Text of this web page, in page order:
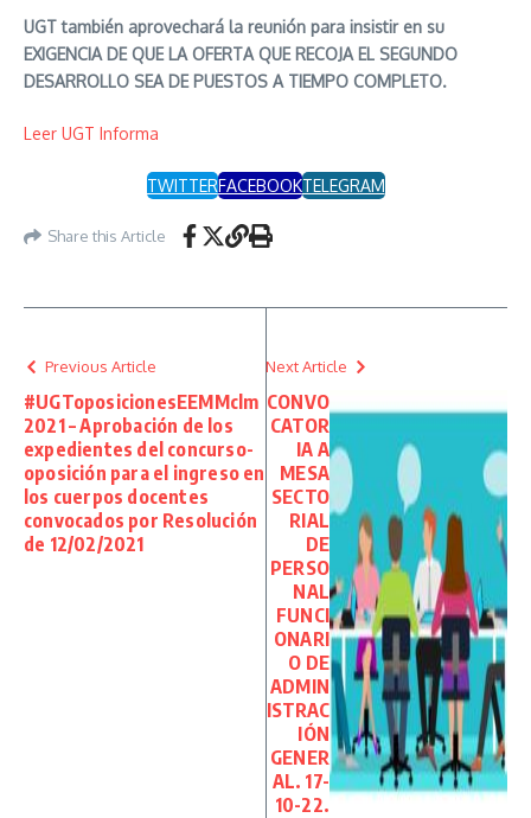
UGT también aprovechará la reunión para insistir en su
EXIGENCIA DE QUE LA OFERTA QUE RECOJA EL SEGUNDO
DESARROLLO SEA DE PUESTOS A TIEMPO COMPLETO.
Leer UGT Informa
TWITTERFACEBOOKTELEGRAM
Share this Article
Previous Article
#UGToposicionesEEMMclm
2021 – Aprobación de los
expedientes del concurso-
oposición para el ingreso en
los cuerpos docentes
convocados por Resolución
de 12/02/2021
Next Article
CONVO
CATOR
IA A
MESA
SECTO
RIAL
DE
PERSO
NAL
FUNCI
ONARI
O DE
ADMIN
ISTRAC
IÓN
GENER
AL. 17-
10-22.